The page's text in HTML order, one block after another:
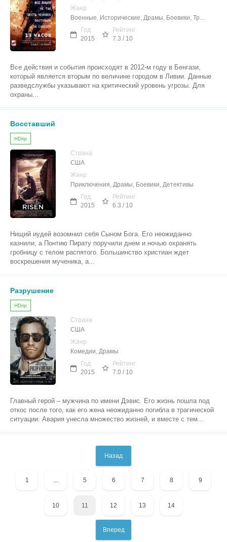
Жанр
Военные, Исторические, Драмы, Боевики, Триллеры
Год
2015
Рейтинг
7.3 / 10
Все действия и события происходят в 2012-м году в Бенгази,
который является вторым по величине городом в Ливии. Данные
разведслужбы указывают на критический уровень угрозы. Для
охраны...
Восставший
HDrip
Страна
США
Жанр
Приключения, Драмы, Боевики, Детективы
Год
2015
Рейтинг
6.3 / 10
Нищий иудей возомнил себя Сыном Бога. Его неожиданно
казнили, а Понтию Пирату поручили днем и ночью охранять
гробницу с телом распятого. Большинство христиан ждет
воскрешения мученика, а...
Разрушение
HDrip
Страна
США
Жанр
Комедии, Драмы
Год
2015
Рейтинг
7.0 / 10
Главный герой – мужчина по имени Дэвис. Его жизнь пошла под
откос после того, как его жена неожиданно погибла в трагической
ситуации. Авария унесла множество жизней, и вместе с тем...
Назад
1 ... 5 6 7 8 9
10 11 12 13 14
Вперед